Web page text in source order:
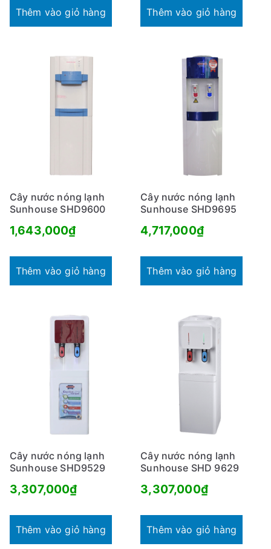
Thêm vào giỏ hàng Thêm vào giỏ hàng
Cây nước nóng lạnh
Sunhouse SHD9600
1,643,000₫
Thêm vào giỏ hàng
Cây nước nóng lạnh
Sunhouse SHD9695
4,717,000₫
Thêm vào giỏ hàng
Cây nước nóng lạnh
Sunhouse SHD9529
3,307,000₫
Thêm vào giỏ hàng
Cây nước nóng lạnh
Sunhouse SHD 9629
3,307,000₫
Thêm vào giỏ hàng